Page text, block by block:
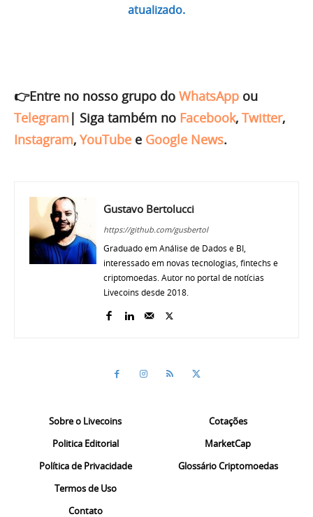
atualizado.
👉Entre no nosso grupo do WhatsApp ou
Telegram | Siga também no Facebook, Twitter,
Instagram, YouTube e Google News.
Gustavo Bertolucci
https://github.com/gusbertol
Graduado em Análise de Dados e BI,
interessado em novas tecnologias, fintechs e
criptomoedas. Autor no portal de notícias
Livecoins desde 2018.
Sobre o Livecoins
Politica Editorial
Política de Privacidade
Termos de Uso
Contato
Cotações
MarketCap
Glossário Criptomoedas